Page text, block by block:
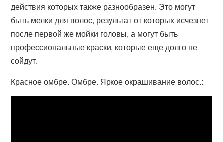
действия которых также разнообразен. Это могут
быть мелки для волос, результат от которых исчезнет
после первой же мойки головы, а могут быть
профессиональные краски, которые еще долго не
сойдут.
Красное омбре. Омбре. Яркое окрашивание волос.: